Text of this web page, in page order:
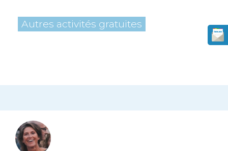
Autres activités gratuites